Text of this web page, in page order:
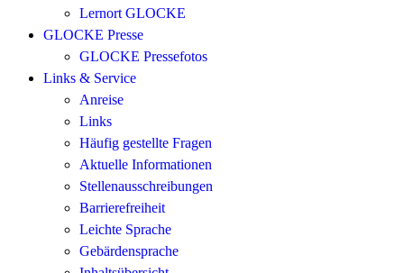
Lernort GLOCKE
GLOCKE Presse
GLOCKE Pressefotos
Links & Service
Anreise
Links
Häufig gestellte Fragen
Aktuelle Informationen
Stellenausschreibungen
Barrierefreiheit
Leichte Sprache
Gebärdensprache